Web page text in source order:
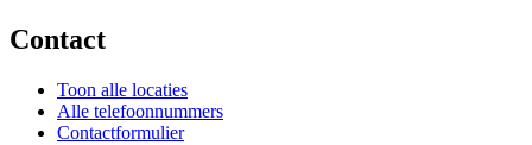
Contact
Toon alle locaties
Alle telefoonnummers
Contactformulier